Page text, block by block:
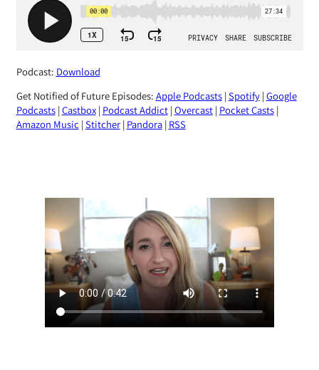
Podcast: Download
Get Notified of Future Episodes: Apple Podcasts|Spotify|Google
Podcasts|Castbox| Podcast Addict|Overcast| Pocket Casts|
Amazon Music |Stitcher| Pandora| RSS